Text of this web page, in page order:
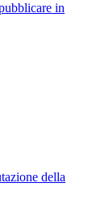
in
della